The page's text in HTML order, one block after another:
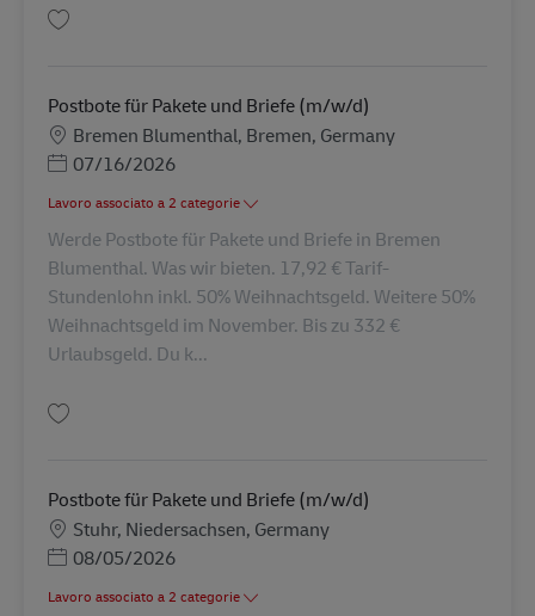
Postbote für Pakete und Briefe (m/w/d)
SedeBremen Blumenthal, Bremen, Germany
Posted Date
07/16/2026
Lavoro associato a 2 categorie
Werde Postbote für Pakete und Briefe in Bremen
Blumenthal. Was wir bieten. 17,92 € Tarif-
Stundenlohn inkl. 50% Weihnachtsgeld. Weitere 50%
Weihnachtsgeld im November. Bis zu 332 €
Urlaubsgeld. Du k...
Postbote für Pakete und Briefe (m/w/d)
SedeStuhr, Niedersachsen, Germany
Posted Date
08/05/2026
Lavoro associato a 2 categorie